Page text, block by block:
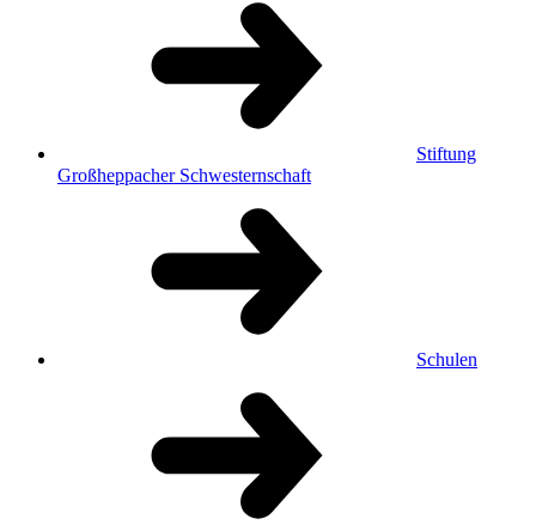
Stiftung
Großheppacher Schwesternschaft
Schulen